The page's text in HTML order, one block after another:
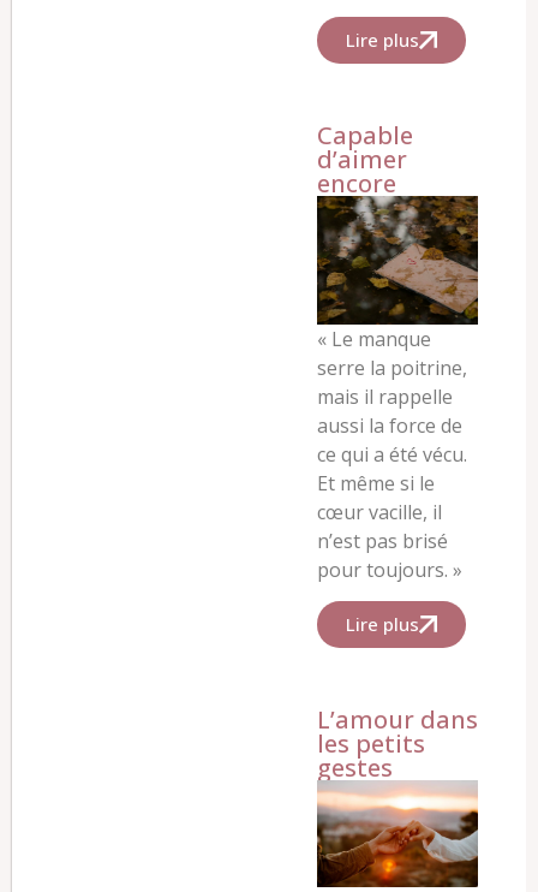
Lire plus
Capable
d’aimer
encore
« Le manque
serre la poitrine,
mais il rappelle
aussi la force de
ce qui a été vécu.
Et même si le
cœur vacille, il
n’est pas brisé
pour toujours. »
Lire plus
L’amour dans
les petits
gestes